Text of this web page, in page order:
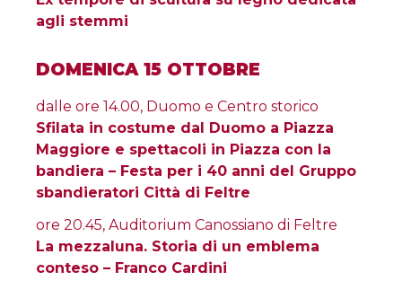
agli stemmi
DOMENICA 15 OTTOBRE
dalle ore 14.00, Duomo e Centro storico
Sfilata in costume dal Duomo a Piazza
Maggiore e spettacoli in Piazza con la
bandiera – Festa per i 40 anni del Gruppo
sbandieratori Città di Feltre
ore 20.45, Auditorium Canossiano di Feltre
La mezzaluna. Storia di un emblema
conteso – Franco Cardini